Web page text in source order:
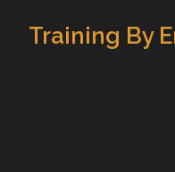
Training By